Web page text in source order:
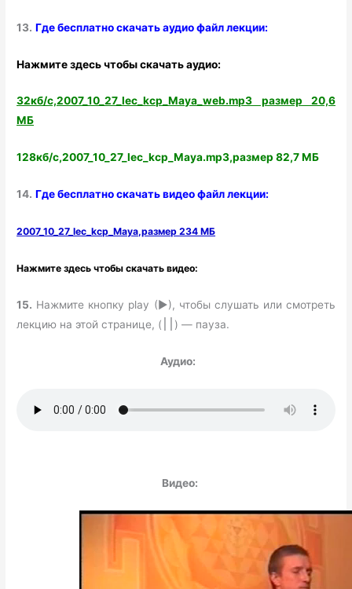
13. Где бесплатно скачать аудио файл лекции:
Нажмите здесь чтобы скачать аудио:
32кб/с,2007_10_27_lec_kcp_Maya_web.mp3 размер 20,6
МБ
128кб/с,2007_10_27_lec_kcp_Maya.mp3,размер 82,7 МБ
14. Где бесплатно скачать видео файл лекции:
2007_10_27_lec_kcp_Maya,размер234 МБ
Нажмите здесь чтобы скачать видео:
15. Нажмите кнопку play (►), чтобы слушать или смотреть
лекцию на этой странице, (
) — пауза.
Аудио:
Видео: